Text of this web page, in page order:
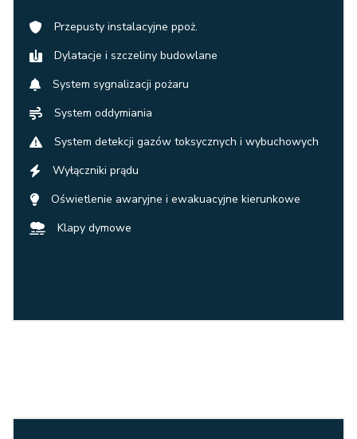
Przepusty instalacyjne ppoż.
Dylatacje i szczeliny budowlane
System sygnalizacji pożaru
System oddymiania
System detekcji gazów toksycznych i wybuchowych
Wyłączniki prądu
Oświetlenie awaryjne i ewakuacyjne kierunkowe
Klapy dymowe